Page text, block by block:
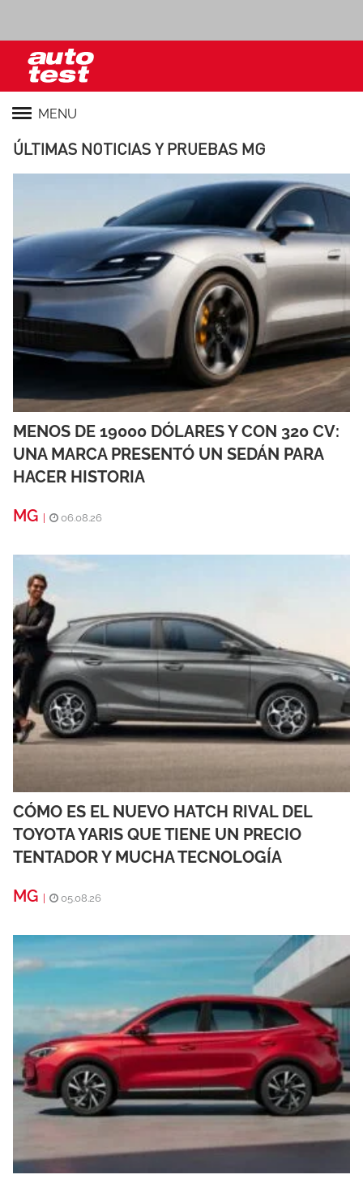
MENU
ÚLTIMAS NOTICIAS Y PRUEBAS MG
MENOS DE 19000 DÓLARES Y CON 320 CV:
UNA MARCA PRESENTÓ UN SEDÁN PARA
HACER HISTORIA
MG
06.08.26
CÓMO ES EL NUEVO HATCH RIVAL DEL
TOYOTA YARIS QUE TIENE UN PRECIO
TENTADOR Y MUCHA TECNOLOGÍA
MG
05.08.26